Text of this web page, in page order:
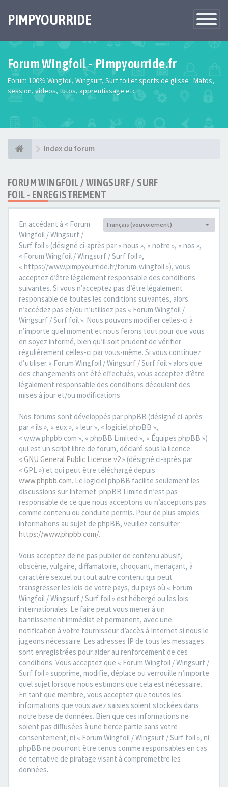
Toggle
PIMPYOURRIDE
Forum Wingfoil - Pimpyourride.fr
Forum 100% Wingfoil, Wingsurf, Surf foil et sports de glisse : Matos,
session, videos, tutos, apprentissage etc
Index du forum
FORUM WINGFOIL / WINGSURF / SURF
FOIL - ENREGISTREMENT
Langue :
Français (vouvoiement)
En accédant à « Forum
Wingfoil / Wingsurf /
Surf foil » (désigné ci-après par « nous », « notre », « nos »,
« Forum Wingfoil / Wingsurf / Surf foil »,
« https://www.pimpyourride.fr/forum-wingfoil »), vous
acceptez d’être légalement responsable des conditions
suivantes. Si vous n’acceptez pas d’être légalement
responsable de toutes les conditions suivantes, alors
n’accédez pas et/ou n’utilisez pas « Forum Wingfoil /
Wingsurf / Surf foil ». Nous pouvons modifier celles-ci à
n’importe quel moment et nous ferons tout pour que vous
en soyez informé, bien qu’il soit prudent de vérifier
régulièrement celles-ci par vous-même. Si vous continuez
d’utiliser « Forum Wingfoil / Wingsurf / Surf foil » alors que
des changements ont été effectués, vous acceptez d’être
légalement responsable des conditions découlant des
mises à jour et/ou modifications.
Nos forums sont développés par phpBB (désigné ci-après
par « ils », « eux », « leur », « logiciel phpBB »,
« www.phpbb.com », « phpBB Limited », « Équipes phpBB »)
qui est un script libre de forum, déclaré sous la licence
« GNU General Public License v2» (désigné ci-après par
« GPL ») et qui peut être téléchargé depuis
www.phpbb.com. Le logiciel phpBB facilite seulement les
discussions sur Internet. phpBB Limited n’est pas
responsable de ce que nous acceptons ou n’acceptons pas
comme contenu ou conduite permis. Pour de plus amples
informations au sujet de phpBB, veuillez consulter :
https://www.phpbb.com/.
Vous acceptez de ne pas publier de contenu abusif,
obscène, vulgaire, diffamatoire, choquant, menaçant, à
caractère sexuel ou tout autre contenu qui peut
transgresser les lois de votre pays, du pays où « Forum
Wingfoil / Wingsurf / Surf foil » est hébergé ou les lois
internationales. Le faire peut vous mener à un
bannissement immédiat et permanent, avec une
notification à votre fournisseur d’accès à Internet si nous le
jugeons nécessaire. Les adresses IP de tous les messages
sont enregistrées pour aider au renforcement de ces
conditions. Vous acceptez que « Forum Wingfoil / Wingsurf /
Surf foil » supprime, modifie, déplace ou verrouille n’importe
quel sujet lorsque nous estimons que cela est nécessaire.
En tant que membre, vous acceptez que toutes les
informations que vous avez saisies soient stockées dans
notre base de données. Bien que ces informations ne
soient pas diffusées à une tierce partie sans votre
consentement, ni « Forum Wingfoil / Wingsurf / Surf foil », ni
phpBB ne pourront être tenus comme responsables en cas
de tentative de piratage visant à compromettre les
données.